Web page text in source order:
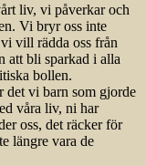
liv, vi påverkar och
Vi bryr oss inte
vill rädda oss från
att bli sparkad i alla
bollen.
det vi barn som gjorde
våra liv, ni har
oss, det räcker för
längre vara de